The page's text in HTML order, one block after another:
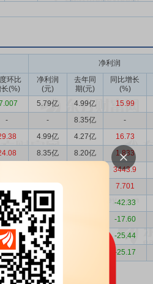
净利润
环比
(%)
净利润
(元)
去年同
期(元)
同比增长
(%)
5.79亿 4.99亿 15.99
- - 8.35亿 -
4.99亿 4.27亿 16.73
8.35亿 8.20亿 1.833
3443.9
7.701
-42.33
3725万 -17.60
769.6万 -25.44
4520万 -25.17